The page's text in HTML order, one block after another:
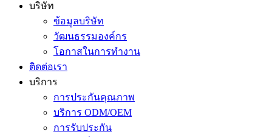
บริษัท
ข้อมูลบริษัท
วัฒนธรรมองค์กร
โอกาสในการทำงาน
ติดต่อเรา
บริการ
การประกันคุณภาพ
บริการ ODM/OEM
การรับประกัน